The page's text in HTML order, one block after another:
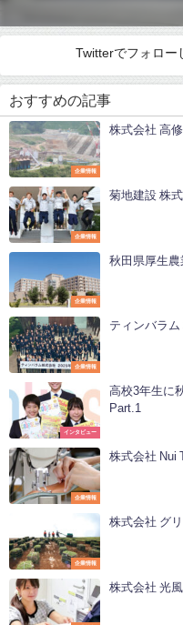
Twitterでフォロー
おすすめの記事
企業情報
株式会社 高
企業情報
菊地建設 株
企業情報
秋田県厚生農
企業情報
ティンバラム
インタビュー
高校3年生に
Part.1
企業情報
株式会社 Nui
企業情報
株式会社 グ
株式会社 光